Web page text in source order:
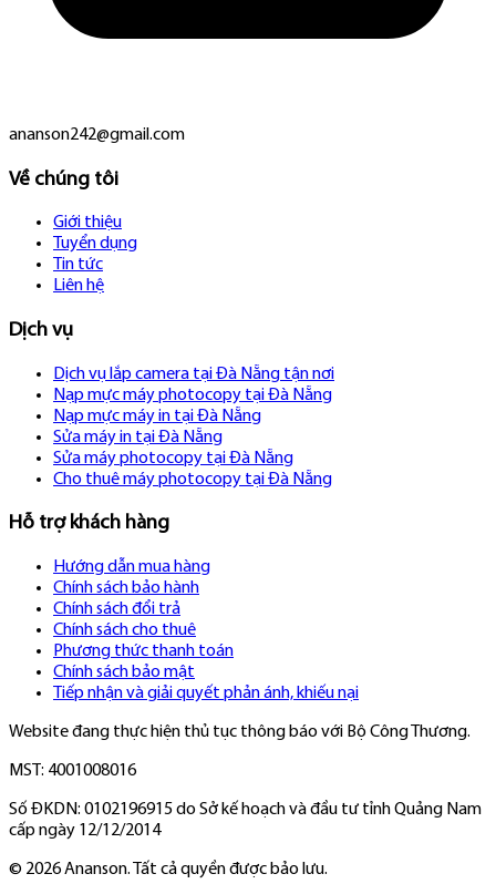
ananson242@gmail.com
Về chúng tôi
Giới thiệu
Tuyển dụng
Tin tức
Liên hệ
Dịch vụ
Dịch vụ lắp camera tại Đà Nẵng tận nơi
Nạp mực máy photocopy tại Đà Nẵng
Nạp mực máy in tại Đà Nẵng
Sửa máy in tại Đà Nẵng
Sửa máy photocopy tại Đà Nẵng
Cho thuê máy photocopy tại Đà Nẵng
Hỗ trợ khách hàng
Hướng dẫn mua hàng
Chính sách bảo hành
Chính sách đổi trả
Chính sách cho thuê
Phương thức thanh toán
Chính sách bảo mật
Tiếp nhận và giải quyết phản ánh, khiếu nại
Website đang thực hiện thủ tục thông báo với Bộ Công Thương.
MST: 4001008016
Số ĐKDN: 0102196915 do Sở kế hoạch và đầu tư tỉnh Quảng Nam
cấp ngày 12/12/2014
© 2026Ananson. Tất cả quyền được bảo lưu.